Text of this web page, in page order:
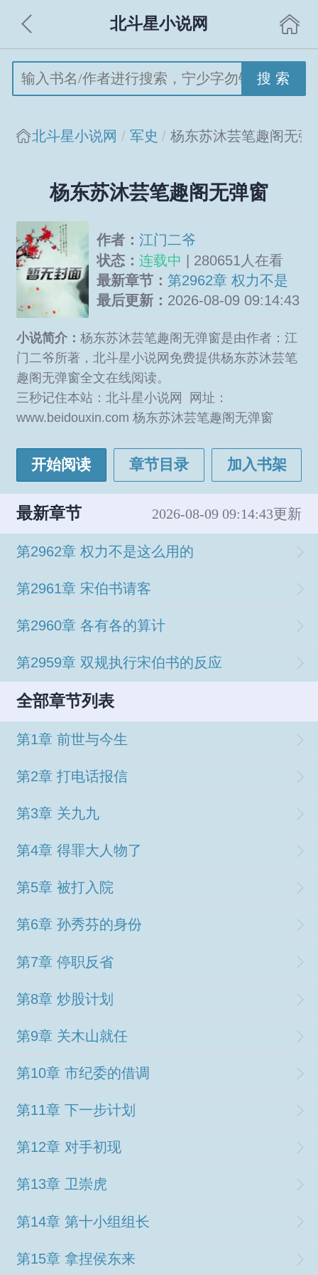
北斗星小说网
搜 索
北斗星小说网 军史 杨东苏沐芸笔趣阁无弹
杨东苏沐芸笔趣阁无弹窗
作者：江门二爷
状态：连载中 | 280651人在看
最新章节：第2962章 权力不是
这么用的
最后更新： 2026-08-09 09:14:43
小说简介： 杨东苏沐芸笔趣阁无弹窗是由作者：江
门二爷所著，北斗星小说网免费提供杨东苏沐芸笔
趣阁无弹窗全文在线阅读。
三秒记住本站：北斗星小说网 网址：
www.beidouxin.com 杨东苏沐芸笔趣阁无弹窗
开始阅读 章节目录 加入书架
最新章节 2026-08-09 09:14:43更新
第2962章 权力不是这么用的
第2961章 宋伯书请客
第2960章 各有各的算计
第2959章 双规执行宋伯书的反应
全部章节列表
第1章 前世与今生
第2章 打电话报信
第3章 关九九
第4章 得罪大人物了
第5章 被打入院
第6章 孙秀芬的身份
第7章 停职反省
第8章 炒股计划
第9章 关木山就任
第10章 市纪委的借调
第11章 下一步计划
第12章 对手初现
第13章 卫崇虎
第14章 第十小组组长
第15章 拿捏侯东来